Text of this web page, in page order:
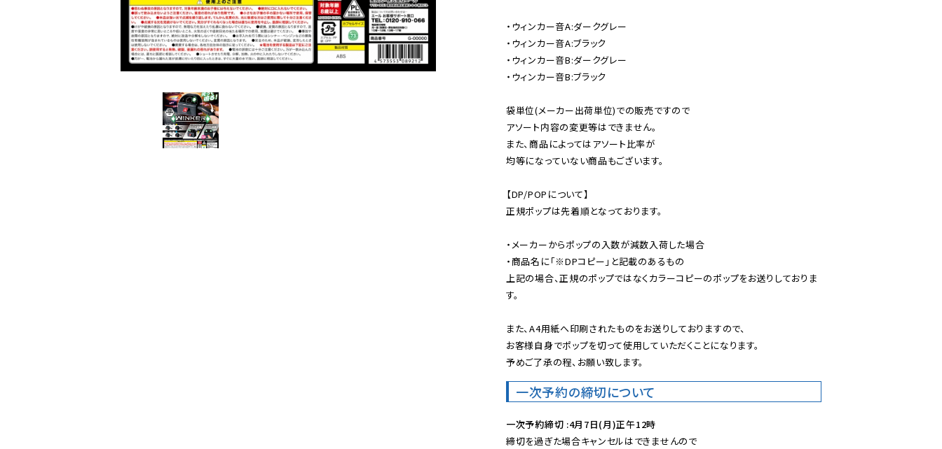
よくあるご質問
ご利用ガイド
06-6282-7659
・ウィンカー音A:ダークグレー
・ウィンカー音A:ブラック
・ウィンカー音B:ダークグレー
・ウィンカー音B:ブラック
袋単位(メーカー出荷単位)での販売ですので
アソート内容の変更等はできません。
また、商品によってはアソート比率が
均等になっていない商品もございます。
【DP/POPについて】
正規ポップは先着順となっております。
・メーカーからポップの入数が減数入荷した場合
・商品名に「※DPコピー」と記載のあるもの
上記の場合、正規のポップではなくカラーコピーのポップをお送りしておりま
す。
また、A4用紙へ印刷されたものをお送りしておりますので、
お客様自身でポップを切って使用していただくことになります。
予めご了承の程、お願い致します。
一次予約の締切について
一次予約締切 :4月7日(月)正午12時
締切を過ぎた場合キャンセルはできませんので